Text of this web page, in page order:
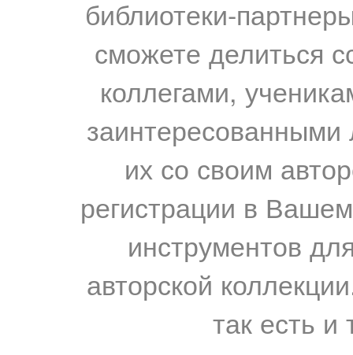
библиотеки-
сможете делиться
коллегами,
их со своим
регистрации в
инструментов
авторской
так есть и